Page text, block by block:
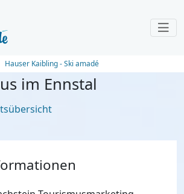
Hauser Kaibling - Ski amadé
im Ennstal